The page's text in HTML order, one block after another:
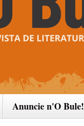
Anuncie n'O Bule!